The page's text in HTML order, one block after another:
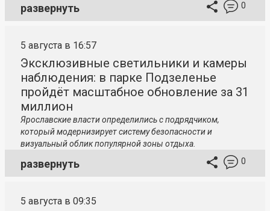
развернуть 0
5 августа в 16:57
Эксклюзивные светильники и камеры
наблюдения: в парке Подзеленье
пройдёт масштабное обновление за 31
миллион
Ярославские власти определились с подрядчиком,
который модернизирует систему безопасности и
визуальный облик популярной зоны отдыха.
развернуть 0
5 августа в 09:35